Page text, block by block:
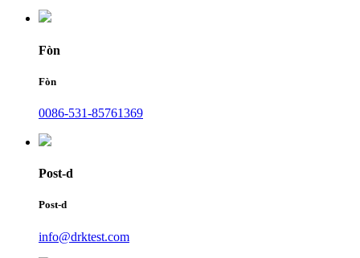
Fòn
Fòn
0086-531-85761369
Post-d
Post-d
info@drktest.com